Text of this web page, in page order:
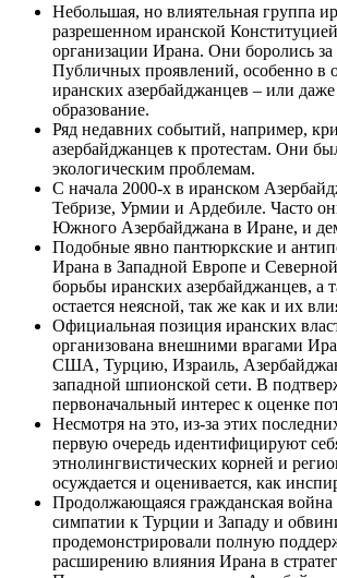
Небольшая, но влиятельная группа
разрешенном иранской
организации Ирана. Они боролись
Публичных проявлений, особенно в
иранских азербайджанцев – или
образование.
Ряд недавних событий, например,
азербайджанцев к протестам. Они
экологическим проблемам.
С начала 2000-х в иранском
Тебризе, Урмии и Ардебиле. Часто
Южного Азербайджана в Иране, и
Подобные явно пантюркские и
Ирана в Западной Европе и
борьбы иранских азербайджанцев, а
остается неясной, так же как и их
Официальная позиция иранских
организована внешними врагами
США, Турцию, Израиль, Азербайджан,
западной шпионской сети. В
первоначальный интерес к оценке
Несмотря на это, из-за этих
первую очередь идентифицируют
этнолингвистических корней и
осуждается и оценивается, как
Продолжающаяся гражданская война
симпатии к Турции и Западу и
продемонстрировали полную
расширению влияния Ирана в